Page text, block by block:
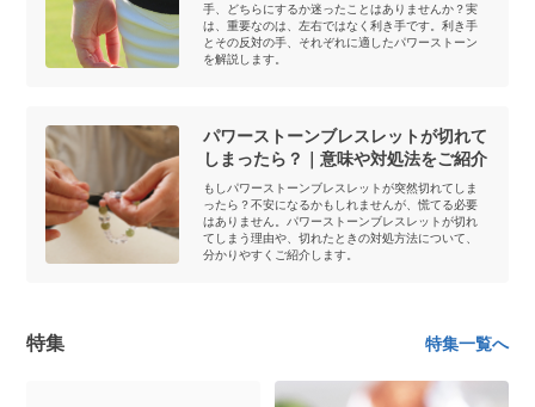
手、どちらにするか迷ったことはありませんか？実
は、重要なのは、左右ではなく利き手です。利き手
とその反対の手、それぞれに適したパワーストーン
を解説します。
パワーストーンブレスレットが切れて
しまったら？｜意味や対処法をご紹介
もしパワーストーンブレスレットが突然切れてしま
ったら？不安になるかもしれませんが、慌てる必要
はありません。パワーストーンブレスレットが切れ
てしまう理由や、切れたときの対処方法について、
分かりやすくご紹介します。
特集 特集一覧へ